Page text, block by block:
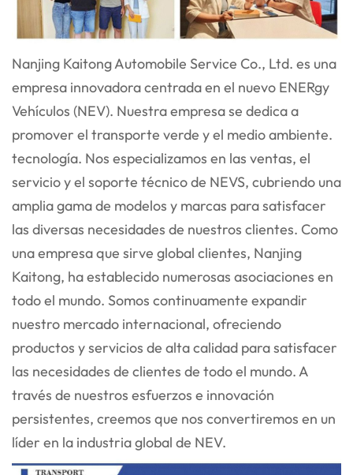
Nanjing Kaitong Automobile Service Co., Ltd. es una
empresa innovadora centrada en el nuevo ENERgy
Vehículos (NEV). Nuestra empresa se dedica a
promover el transporte verde y el medio ambiente.
tecnología. Nos especializamos en las ventas, el
servicio y el soporte técnico de NEVS, cubriendo una
amplia gamade modelos y marcas para satisfacer
las diversas necesidades de nuestros clientes. Como
una empresa que sirve global clientes, Nanjing
Kaitong, ha establecido numerosas asociaciones en
todo el mundo. Somos continuamente expandir
nuestro mercado internacional, ofreciendo
productos y servicios de alta calidad para satisfacer
las necesidades de clientes de todo el mundo. A
través de nuestros esfuerzos e innovación
persistentes, creemos que nos convertiremos en un
líder en la industria global de NEV.